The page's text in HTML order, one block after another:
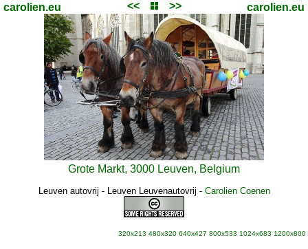
carolien.eu << >> carolien.eu
Grote Markt, 3000 Leuven, Belgium
Leuven autovrij - Leuven Leuvenautovrij - Carolien Coenen
320x213 480x320 640x427 800x533 1024x683 1200x800